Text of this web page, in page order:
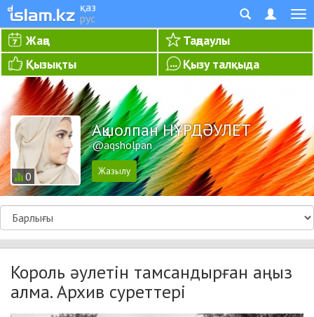
қаз
рус
Жаңа
Таңдаулы
Қызықты
Қызу талқыда
0
Ақшолпан НҰРДӘУЛЕТ
@aqsholpan
Король әулетін тамсандырған аңыз
алма. Архив суреттері